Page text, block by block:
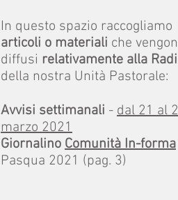
In questo spazio raccogliamo
articoli o materiali che
diffusi relativamente alla
della nostra Unità Pastorale:
Avvisi settimanali - dal 21 al
marzo 2021
Giornalino Comunità In-forma
Pasqua 2021 (pag. 3)